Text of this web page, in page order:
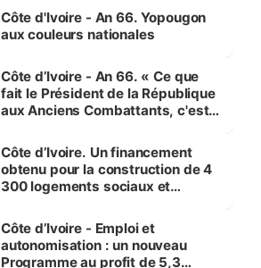
l'Etat de droit pour préserver les
vies humaines »
Côte d'Ivoire - An 66. Yopougon
aux couleurs nationales
Côte d’Ivoire - An 66. « Ce que
fait le Président de la République
aux Anciens Combattants, c'est
Côte d’Ivoire. Un financement
obtenu pour la construction de 4
300 logements sociaux et
et Yamoussoukro
Côte d’Ivoire - Emploi et
autonomisation : un nouveau
Programme au profit de 5,3